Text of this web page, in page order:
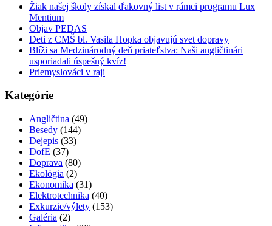
Žiak našej školy získal ďakovný list v rámci programu Lux
Mentium
Objav PEDAS
Deti z CMŠ bl. Vasila Hopka objavujú svet dopravy
Blíži sa Medzinárodný deň priateľstva: Naši angličtinári
usporiadali úspešný kvíz!
Priemyslováci v raji
Kategórie
Angličtina (49)
Besedy (144)
Dejepis (33)
DofE (37)
Doprava (80)
Ekológia (2)
Ekonomika (31)
Elektrotechnika (40)
Exkurzie/výlety (153)
Galéria (2)